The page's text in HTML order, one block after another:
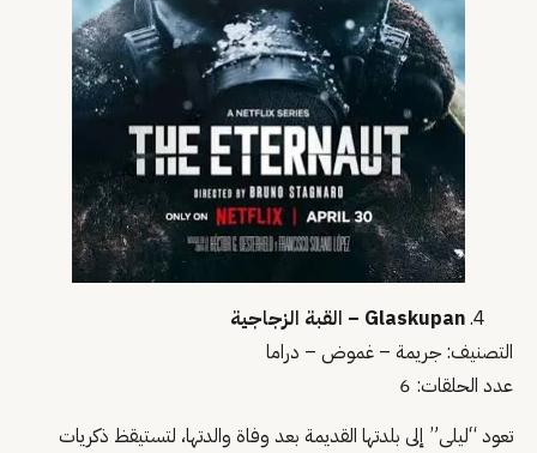
Glaskupan – القبة الزجاجية
التصنيف: جريمة – غموض – دراما
عدد الحلقات: 6
تعود “ليلى” إلى بلدتها القديمة بعد وفاة والدتها، لتستيقظ ذكريات